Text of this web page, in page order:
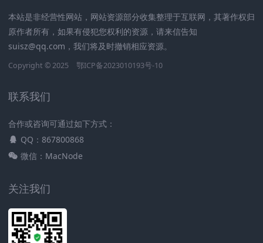
本站是非经营性网站，网站资源部分收集整理于互联网，其著作权归
原作者所有，如果有侵犯您权利的资源，请来信告知
suisz@qq.com，我们将及时撤销相应资源。
Copyright © 2025 鄂ICP备2023010193号-10
联系我们
合作或咨询可通过如下方式：
QQ：867800868
微信：MacNode
关注我们